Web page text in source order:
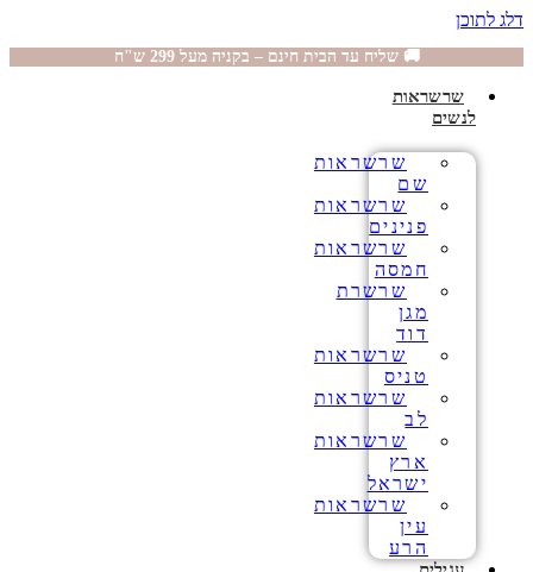
דלג לתוכן
🚚 שליח עד הבית חינם – בקניה מעל 299 ש"ח
שרשראות
לנשים
שרשראות
שם
שרשראות
פנינים
שרשראות
חמסה
שרשרת
מגן
דוד
שרשראות
טניס
שרשראות
לב
שרשראות
ארץ
ישראל
שרשראות
עין
הרע